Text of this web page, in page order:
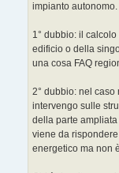
impianto autonomo.
1° dubbio: il
edificio o della
una cosa FAQ
2° dubbio: nel
intervengo sulle
della parte
viene da
energetico ma non